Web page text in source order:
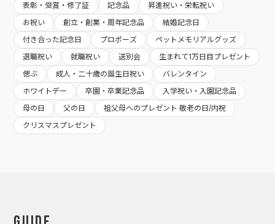
表彰・受賞・修了証
記念品
昇進祝い・栄転祝い
お祝い
創立・創業・周年記念品
結婚記念日
付き合った記念日
プロポーズ
ペットメモリアルグッズ
退職祝い
就職祝い 送別会
生まれて1万日目プレゼント
偲ぶ
成人・二十歳の誕生日祝い
バレンタイン
ホワイトデー
卒園・卒業記念品
入学祝い・入園記念品
母の日
父の日
祖父母へのプレゼント 敬老の日/内祝
クリスマスプレゼント